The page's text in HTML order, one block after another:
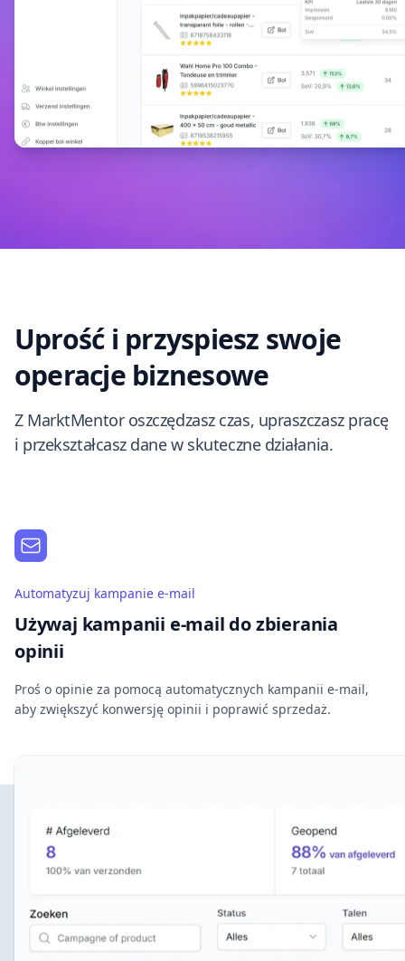
Uprość i przyspiesz swoje
operacje biznesowe
Z MarktMentor oszczędzasz czas, upraszczasz pracę
i przekształcasz dane w skuteczne działania.
Automatyzuj kampanie e-mail
Używaj kampanii e-mail do zbierania
opinii
Proś o opinie za pomocą automatycznych kampanii e-mail,
aby zwiększyć konwersję opinii i poprawić sprzedaż.